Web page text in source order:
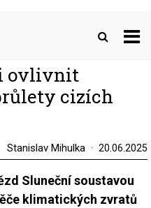
ovlivnit
cizích
Stanislav Mihulka 20.06.2025
Sluneční soustavou
klimatických zvratů